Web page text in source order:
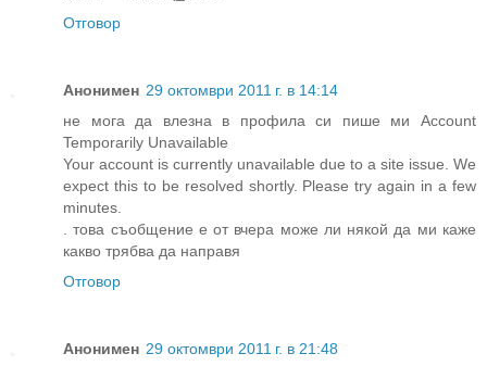
Отговор
Анонимен 29 октомври 2011 г. в 14:14
не мога да влезна в профила си пише ми Account
Temporarily Unavailable
Your account is currently unavailable due to a site issue. We
expect this to be resolved shortly. Please try again in a few
minutes.
. това съобщение е от вчера може ли някой да ми каже
какво трябва да направя
Отговор
Анонимен 29 октомври 2011 г. в 21:48